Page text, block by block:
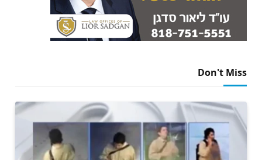
Don't Miss